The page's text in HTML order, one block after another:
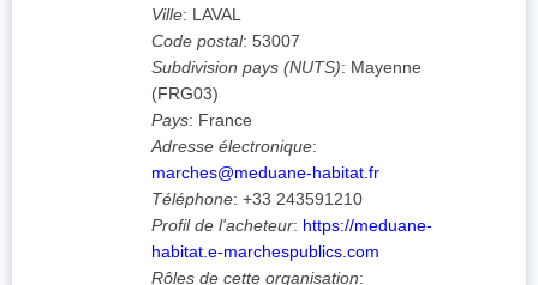
Ville: LAVAL
Code postal: 53007
Subdivision pays (NUTS): Mayenne
(FRG03)
Pays: France
Adresse électronique:
marches@meduane-habitat.fr
Téléphone: +33 243591210
Profil de l'acheteur: https://meduane-
habitat.e-marchespublics.com
Rôles de cette organisation: